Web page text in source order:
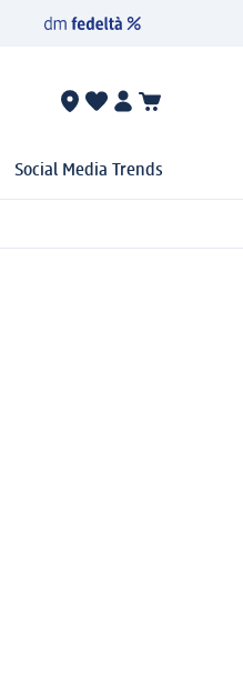
Social Media Trends